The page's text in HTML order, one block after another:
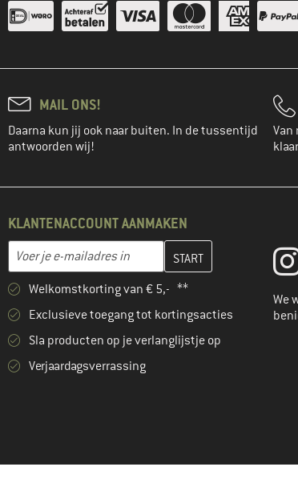
MAIL ONS!
Daarna kun jij ook naar buiten. In de tussentijd
antwoorden wij!
Van
KLANTENACCOUNT AANMAKEN
E-mailadres
Vul je e-mailadres hier in en maak in de volgende
Welkomstkorting van € 5,- **
Exclusieve toegang tot kortingsacties
Sla producten op je verlanglijstje op
Verjaardagsverrassing
We